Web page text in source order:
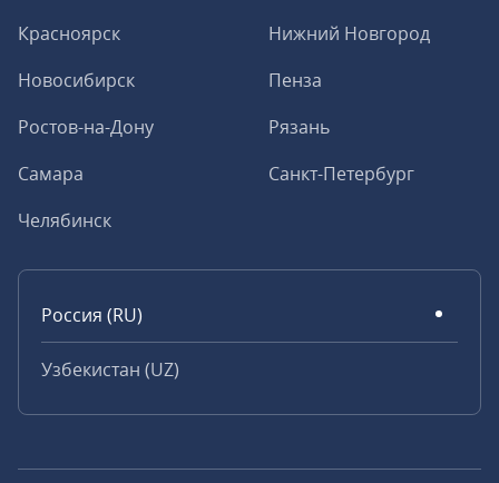
Красноярск
Нижний Новгород
Новосибирск
Пенза
Ростов-на-Дону
Рязань
Самара
Санкт-Петербург
Челябинск
Россия (RU)
Узбекистан (UZ)